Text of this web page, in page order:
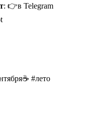
: 👉в Telegram
#лето